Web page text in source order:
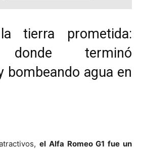
tierra prometida:
donde terminó
bombeando agua en
el Alfa Romeo G1 fue un